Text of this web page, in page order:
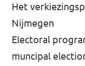
Het
Nijmegen
Electoral
muncipal